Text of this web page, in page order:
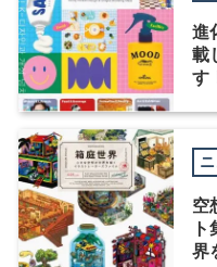
進
載
す
空
界